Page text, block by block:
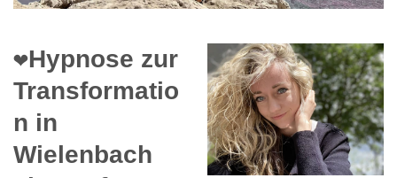
❤️Hypnose zur
Transformatio
n in
Wielenbach